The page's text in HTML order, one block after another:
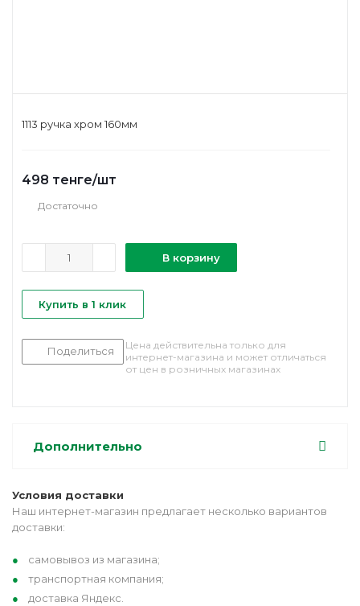
1113 ручка хром 160мм
498 тенге/шт
Достаточно
В корзину
Купить в 1 клик
Поделиться
Цена действительна только для
интернет-магазина и может отличаться
от цен в розничных магазинах
Дополнительно
Условия доставки
Наш интернет-магазин предлагает несколько вариантов
доставки:
самовывоз из магазина;
транспортная компания;
доставка Яндекс.